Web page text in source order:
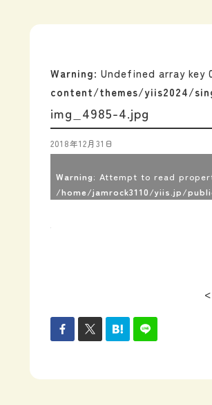
Warning: Undefined array key
content/themes/yiis2024/
img_4985-4.jpg
2018年12月31日
Warning: Attempt to read
/home/jamrock3110/yiis.jp/